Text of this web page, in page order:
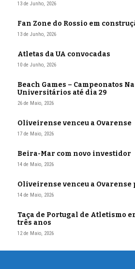
13 de Junho, 2026
Fan Zone do Rossio em
13 de Junho, 2026
Atletas da UA convocadas
10 de Junho, 2026
Beach Games – Campeonatos
Universitários até dia 29
26 de Maio, 2026
Oliveirense venceu a Ovarense
17 de Maio, 2026
Beira-Mar com novo investidor
14 de Maio, 2026
Oliveirense venceu a Ovarense
14 de Maio, 2026
Taça de Portugal de Atletismo
três anos
12 de Maio, 2026